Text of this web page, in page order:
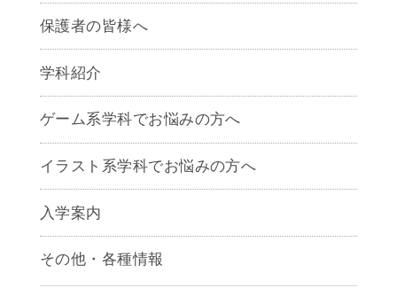
保護者の皆様へ
学科紹介
ゲームクリエイター学科
CG学科
アニメーション学科
声優学科
ゲーム系学科でお悩みの方へ
イラスト系学科でお悩みの方へ
入学案内
募集要項
早期出願制度・AOエントリー
その他・各種情報
アクセス